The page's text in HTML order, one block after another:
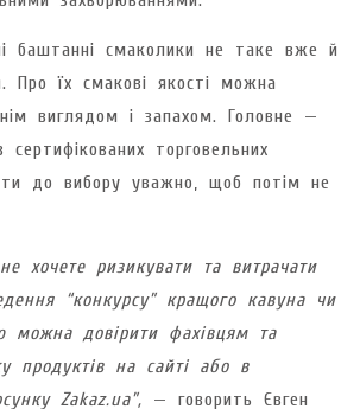
баштанні смаколики не таке вже й
Про їх смакові якості можна
виглядом і запахом. Головне —
торговельних
до вибору уважно, щоб потім не
хочете ризикувати та витрачати
“конкурсу” кращого кавуна чи
можна довірити фахівцям та
продуктів на сайті або в
Zakaz.ua”, — говорить Євген